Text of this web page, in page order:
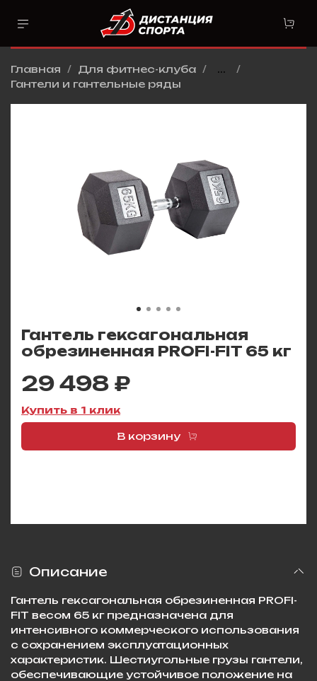
Главная Для фитнес-клуба
...
Гантели и гантельные ряды
Гантель гексагональная
обрезиненная PROFI-FIT 65 кг
29 498 ₽
Купить в 1 клик
В корзину
Описание
Гантель гексагональная обрезиненная PROFI-
FIT весом 65 кг предназначена для
интенсивного коммерческого использования
с сохранением эксплуатационных
характеристик. Шестиугольные грузы гантели,
обеспечивающие устойчивое положение на